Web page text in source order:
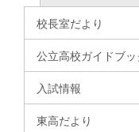
校長室だより
公立高校ガイドブッ
入試情報
東高だより